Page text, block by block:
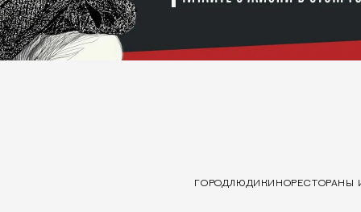
ГОРОДЛЮДИ КИНОРЕСТОРАНЫ